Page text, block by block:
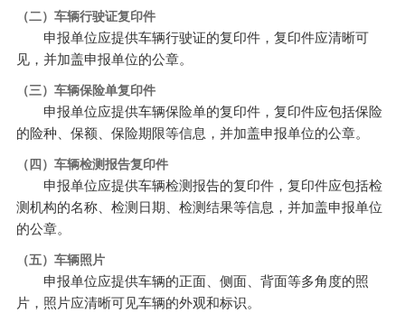
（二）车辆行驶证复印件
申报单位应提供车辆行驶证的复印件，复印件应清晰可
见，并加盖申报单位的公章。
（三）车辆保险单复印件
申报单位应提供车辆保险单的复印件，复印件应包括保险
的险种、保额、保险期限等信息，并加盖申报单位的公章。
（四）车辆检测报告复印件
申报单位应提供车辆检测报告的复印件，复印件应包括检
测机构的名称、检测日期、检测结果等信息，并加盖申报单位
的公章。
（五）车辆照片
申报单位应提供车辆的正面、侧面、背面等多角度的照
片，照片应清晰可见车辆的外观和标识。